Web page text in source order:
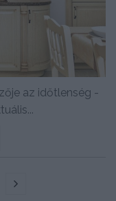
az időtlenség -